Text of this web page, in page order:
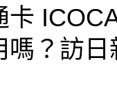
卡
嗎？訪日